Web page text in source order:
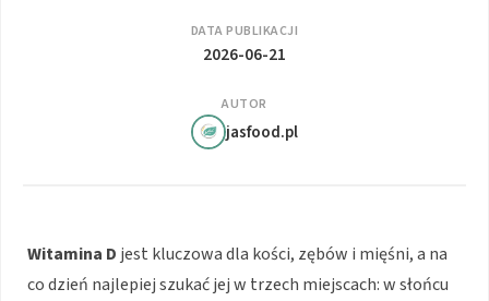
DATA PUBLIKACJI
2026-06-21
AUTOR
jasfood.pl
Witamina D jest kluczowa dla kości, zębów i mięśni, a na
co dzień najlepiej szukać jej w trzech miejscach: w słońcu